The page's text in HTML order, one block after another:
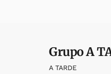
GrupoA
A TARDE